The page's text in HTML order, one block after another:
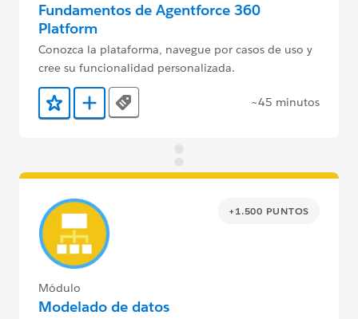
Fundamentos de Agentforce 360
Platform
Conozca la plataforma, navegue por casos de uso y
cree su funcionalidad personalizada.
Agregar a favoritos
Agregar a Trailmix
Tags ~45 minutos
+1.500 PUNTOS
Módulo
Modelado de datos